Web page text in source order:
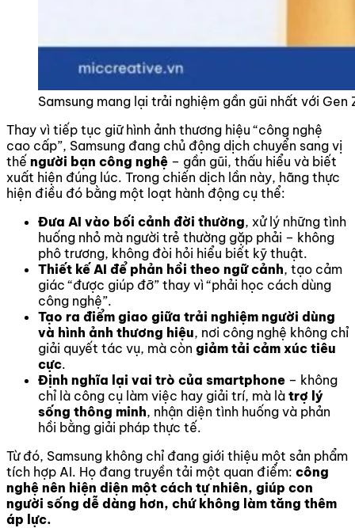
Samsung mang lại trải nghiệm gần gũi nhất với Gen
Thay vì tiếp tục giữ hình ảnh thương hiệu “công nghệ
cao cấp”, Samsung đang chủ động dịch chuyển sang vị
thế người bạn công nghệ – gần gũi, thấu hiểu và biết
xuất hiện đúng lúc. Trong chiến dịch lần này, hãng thực
hiện điều đó bằng một loạt hành động cụ thể:
Đưa AI vào bối cảnh đời thường, xử lý những tình
huống nhỏ mà người trẻ thường gặp phải – không
phô trương, không đòi hỏi hiểu biết kỹ thuật.
Thiết kế AI để phản hồi theo ngữ cảnh, tạo cảm
giác “được giúp đỡ” thay vì “phải học cách dùng
công nghệ”.
Tạo ra điểm giao giữa trải nghiệm người dùng
và hình ảnh thương hiệu, nơi công nghệ không chỉ
giải quyết tác vụ, mà còn giảm tải cảm xúc tiêu
cực.
Định nghĩa lại vai trò của smartphone – không
chỉ là công cụ làm việc hay giải trí, mà là trợ lý
sống thông minh, nhận diện tình huống và phản
hồi bằng giải pháp thực tế.
Từ đó, Samsung không chỉ đang giới thiệu một sản phẩm
tích hợp AI. Họ đang truyền tải một quan điểm: công
nghệ nên hiện diện một cách tự nhiên, giúp con
người sống dễ dàng hơn, chứ không làm tăng thêm
áp lực.